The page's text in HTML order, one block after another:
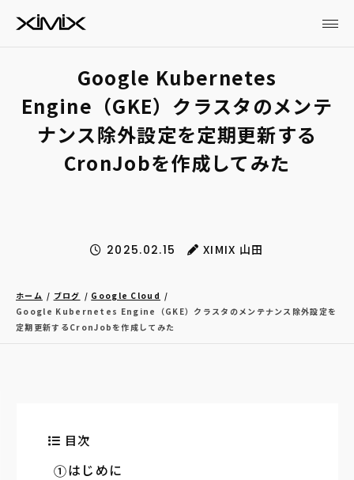
Google Kubernetes
Engine（GKE）クラスタのメンテ
ナンス除外設定を定期更新する
CronJobを作成してみた
2025.02.15 XIMIX 山田
ホーム ブログ
Google Cloud
Google Kubernetes Engine（GKE）クラスタのメンテナンス除外設定を
定期更新するCronJobを作成してみた
目次
はじめに